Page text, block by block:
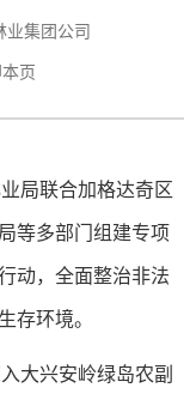
集团公司
页
局联合加格达奇区
等多部门组建专项
动，全面整治非法
存环境。
大兴安岭绿岛农副